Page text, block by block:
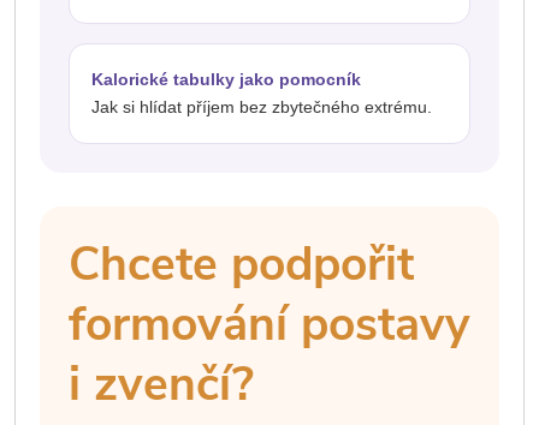
Kalorické tabulky jako pomocník
Jak si hlídat příjem bez zbytečného extrému.
Chcete podpořit
formování postavy
i zvenčí?